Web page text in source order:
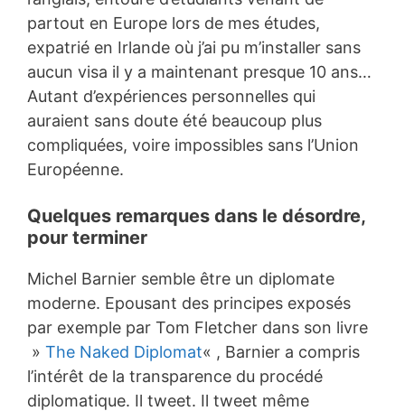
partout en Europe lors de mes études,
expatrié en Irlande où j’ai pu m’installer sans
aucun visa il y a maintenant presque 10 ans…
Autant d’expériences personnelles qui
auraient sans doute été beaucoup plus
compliquées, voire impossibles sans l’Union
Européenne.
Quelques remarques dans le désordre,
pour terminer
Michel Barnier semble être un diplomate
moderne. Epousant des principes exposés
par exemple par Tom Fletcher dans son livre
» The Naked Diplomat« , Barnier a compris
l’intérêt de la transparence du procédé
diplomatique. Il tweet. Il tweet même